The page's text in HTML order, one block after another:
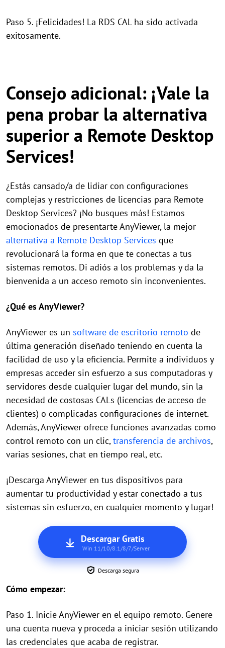
Paso 5. ¡Felicidades! La RDS CAL ha sido activada
exitosamente.
Consejo adicional: ¡Vale la
pena probar la alternativa
superior a Remote Desktop
Services!
¿Estás cansado/a de lidiar con configuraciones
complejas y restricciones de licencias para Remote
Desktop Services? ¡No busques más! Estamos
emocionados de presentarte AnyViewer, la mejor
alternativa a Remote Desktop Services que
revolucionará la forma en que te conectas a tus
sistemas remotos. Di adiós a los problemas y da la
bienvenida a un acceso remoto sin inconvenientes.
¿Qué es AnyViewer?
AnyViewer es un software de escritorio remoto de
última generación diseñado teniendo en cuenta la
facilidad de uso y la eficiencia. Permite a individuos y
empresas acceder sin esfuerzo a sus computadoras y
servidores desde cualquier lugar del mundo, sin la
necesidad de costosas CALs (licencias de acceso de
clientes) o complicadas configuraciones de internet.
Además, AnyViewer ofrece funciones avanzadas como
control remoto con un clic,transferencia de archivos,
varias sesiones, chat en tiempo real, etc.
¡Descarga AnyViewer en tus dispositivos para
aumentar tu productividad y estar conectado a tus
sistemas sin esfuerzo, en cualquier momento y lugar!
Descargar Gratis
Win 11/10/8.1/8/7/Server
Descarga segura
Cómo empezar:
Paso 1. Inicie AnyViewer en el equipo remoto. Genere
una cuenta nueva y proceda a iniciar sesión utilizando
las credenciales que acaba de registrar.